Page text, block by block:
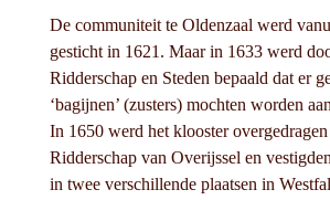
De communiteit te Oldenzaal werd
gesticht in 1621. Maar in 1633 werd
Ridderschap en Steden bepaald dat er
‘bagijnen’ (zusters) mochten worden
In 1650 werd het klooster overgedragen
Ridderschap van Overijssel en
in twee verschillende plaatsen in